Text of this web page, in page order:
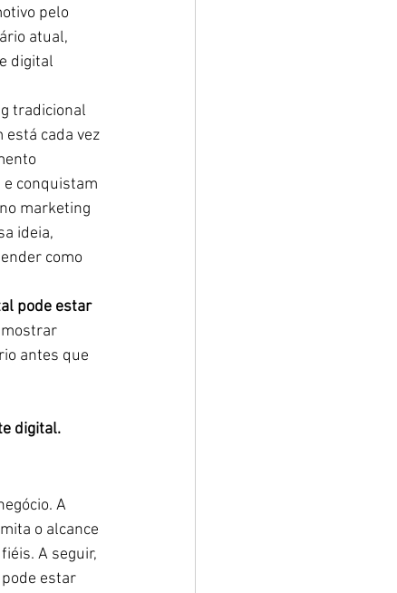
pelo
atual,
digital
tradicional
está cada vez
conquistam
marketing
ideia,
como
pode estar
mostrar
antes que
digital.
A
o alcance
A seguir,
estar